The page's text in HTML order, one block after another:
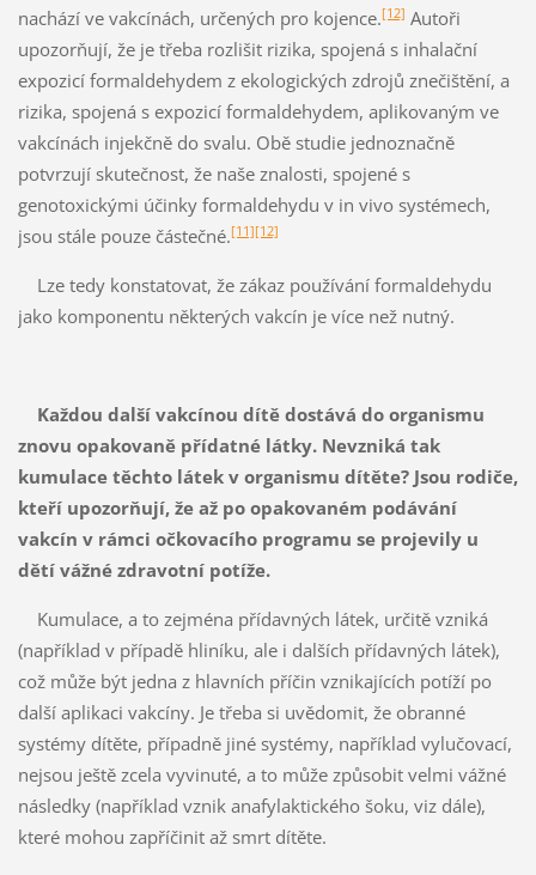
nachází ve vakcínách, určených pro kojence.[12] Autoři
upozorňují, že je třeba rozlišit rizika, spojená s inhalační
expozicí formaldehydem z ekologických zdrojů znečištění, a
rizika, spojená s expozicí formaldehydem, aplikovaným ve
vakcínách injekčně do svalu. Obě studie jednoznačně
potvrzují skutečnost, že naše znalosti, spojené s
genotoxickými účinky formaldehydu v in vivo systémech,
jsou stále pouze částečné.[11][12]
Lze tedy konstatovat, že zákaz používání formaldehydu
jako komponentu některých vakcín je více než nutný.
Každou další vakcínou dítě dostává do organismu
znovu opakovaně přídatné látky. Nevzniká tak
kumulace těchto látek v organismu dítěte? Jsou rodiče,
kteří upozorňují, že až po opakovaném podávání
vakcín v rámci očkovacího programu se projevily u
dětí vážné zdravotní potíže.
Kumulace, a to zejména přídavných látek, určitě vzniká
(například v případě hliníku, ale i dalších přídavných látek),
což může být jedna z hlavních příčin vznikajících potíží po
další aplikaci vakcíny. Je třeba si uvědomit, že obranné
systémy dítěte, případně jiné systémy, například vylučovací,
nejsou ještě zcela vyvinuté, a to může způsobit velmi vážné
následky (například vznik anafylaktického šoku, viz dále),
které mohou zapříčinit až smrt dítěte.